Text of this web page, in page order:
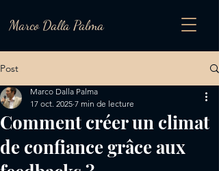
Marco Dalla Palma
Post
Comment créer un climat
de confiance grâce aux
Marco Dalla Palma
17 oct. 2025 7 min de lecture